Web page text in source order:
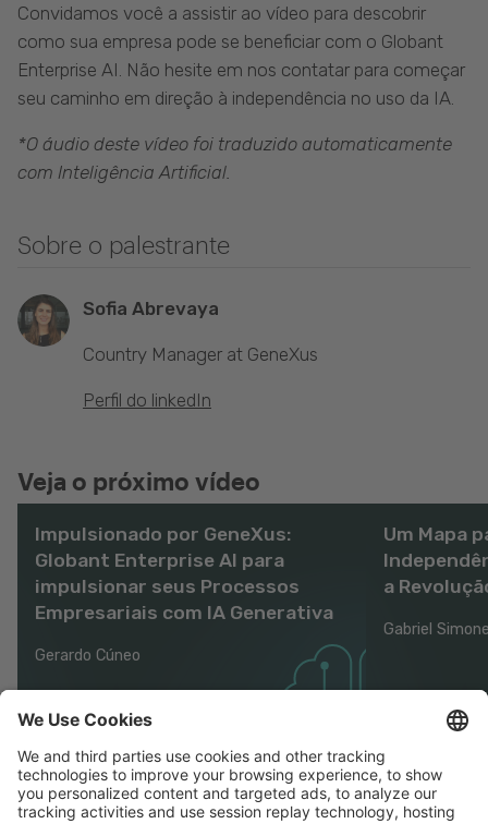
Convidamos você a assistir ao vídeo para descobrir
como sua empresa pode se beneficiar com o Globant
Enterprise AI. Não hesite em nos contatar para começar
seu caminho em direção à independência no uso da IA.
*O áudio deste vídeo foi traduzido automaticamente
com Inteligência Artificial.
Sobre o palestrante
Sofia Abrevaya
Country Manager at GeneXus
Perfil do linkedIn
Veja o próximo vídeo
Impulsionado por GeneXus:
Globant Enterprise AI para
impulsionar seus Processos
Empresariais com IA Generativa
Gerardo Cúneo
Um Mapa
a
Gabriel